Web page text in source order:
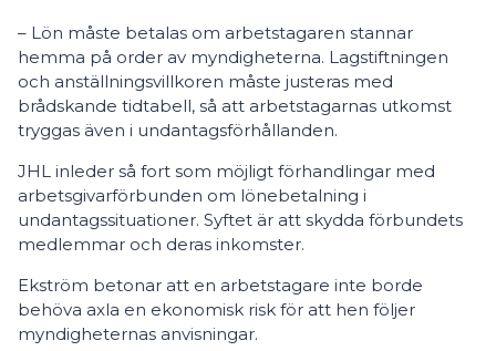
– Lön måste betalas om arbetstagaren stannar
hemma på order av myndigheterna. Lagstiftningen
och anställningsvillkoren måste justeras med
brådskande tidtabell, så att arbetstagarnas utkomst
tryggas även i undantagsförhållanden.
JHL inleder så fort som möjligt förhandlingar med
arbetsgivarförbunden om lönebetalning i
undantagssituationer. Syftet är att skydda förbundets
medlemmar och deras inkomster.
Ekström betonar att en arbetstagare inte borde
behöva axla en ekonomisk risk för att hen följer
myndigheternas anvisningar.